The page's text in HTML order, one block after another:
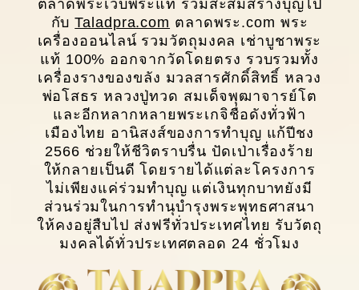
ตลาดพระเว็บพระแท้ ร่วมสะสมสร้างบุญไป
กับTaladpra.com ตลาดพระ.com พระ
เครื่องออนไลน์ รวมวัตถุมงคล เช่าบูชาพระ
แท้ 100% ออกจากวัดโดยตรง รวบรวมทั้ง
เครื่องรางของขลัง มวลสารศักดิ์สิทธิ์ หลวง
พ่อโสธร หลวงปู่ทวด สมเด็จพุฒาจารย์โต
และอีกหลากหลายพระเกจิชื่อดังทั่วฟ้า
เมืองไทย อานิสงส์ของการทำบุญ แก้ปีชง
2566 ช่วยให้ชีวิตราบรื่น ปัดเป่าเรื่องร้าย
ให้กลายเป็นดี โดยรายได้แต่ละโครงการ
ไม่เพียงแค่ร่วมทำบุญ แต่เงินทุกบาทยังมี
ส่วนร่วมในการทํานุบํารุงพระพุทธศาสนา
ให้คงอยู่สืบไป ส่งฟรีทั่วประเทศไทย รับวัตถุ
มงคลได้ทั่วประเทศตลอด 24 ชั่วโมง